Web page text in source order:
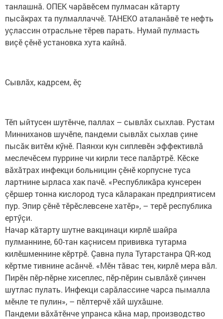
танлашнă. ОПЕК чарăвӗсем пулмасан кăтарту
пысăкрах та пулмаллаччӗ. ТАНЕКО аталанăвӗ те нефть
уçлассин отрасльне тӗрев парать. Нумай пулмасть
виçӗ çӗнӗ установка хута кайнă.
Сывлăх, кадрсем, ӗç
Тӗп ыйтусен шутӗнче, паллах – сывлăх сыхлав. Рустам
Минниханов шучӗпе, пандеми сывлăх сыхлав çине
пысăк витӗм кӳнӗ. Паянхи кун сиплевӗн эффективлă
меслечӗсем пуррине чи кирли тесе палăртрӗ. Кӗске
вăхăтрах инфекци больницин çӗнӗ корпусне туса
лартнине ырласа хак пачӗ. «Республикăра кунсерен
çӗршер тонна кислород туса кăларакан предприятисем
пур. Эпир çӗнӗ тӗрӗслевсене хатӗр», – терӗ республика
ертӳçи.
Начар кăтарту шутне вакцинаци кирлӗ шайра
пулманнине, 60-тан каçнисем прививка тутарма
килӗшменнине кӗртрӗ. Çавна пула Тутарстанра QR-код
кӗртме тивнине асăнчӗ. «Мӗн тăвас тен, кирлӗ мера вăл.
Пирӗн пӗр-пӗрне хисеплес, пӗр-пӗрин сывлăхӗ çинчен
шутлас пулать. Инфекци сарăлассине чарса пымалла
мӗнле те пулин», – пӗлтерчӗ хăй шухăшне. ​
Пандеми вăхăтӗнче упранса кăна мар, производство